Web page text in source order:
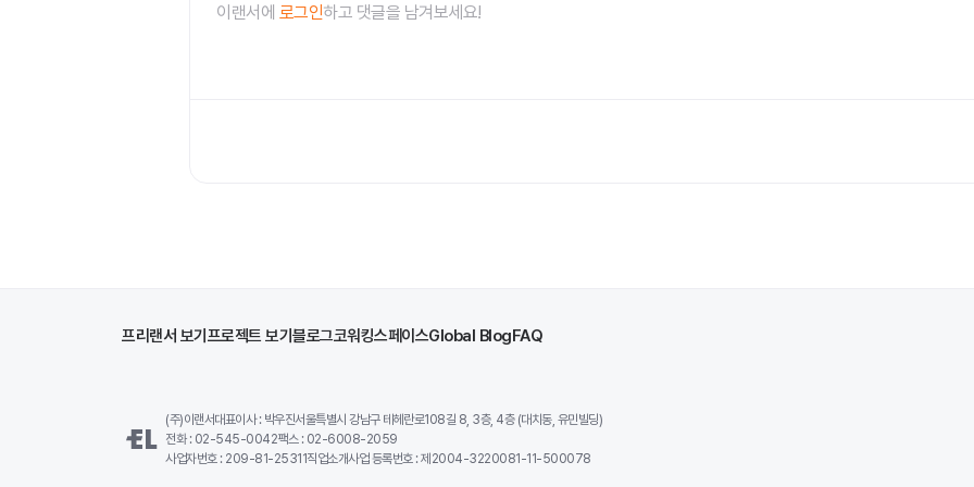
이랜서에 로그인하고 댓글을 남겨보세요!
프리랜서 보기 프로젝트 보기 블로그코워킹스페이스Global BlogFAQ
(주)이랜서대표이사 : 박우진서울특별시 강남구 테헤란로108길 8, 3층, 4층 (대치동, 유민빌딩)
전화 : 02-545-0042팩스 : 02-6008-2059
사업자번호 : 209-81-25311직업소개사업 등록번호 : 제2004-3220081-11-500078